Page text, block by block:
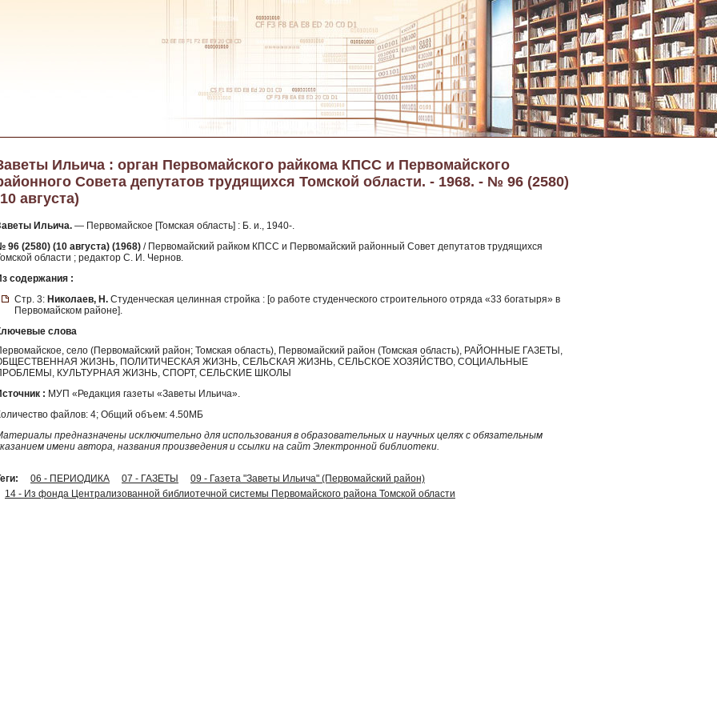
Ильича : орган Первомайского райкома КПСС и Первомайского
Совета депутатов трудящихся Томской области. - 1968. - № 96 (2580)
августа)
Ильича. — Первомайское [Томская область] : Б. и., 1940-.
96 (2580) (10 августа) (1968) / Первомайский райком КПСС и Первомайский районный Совет депутатов трудящихся
области ; редактор С. И. Чернов.
содержания :
Стр. 3: Николаев, Н. Студенческая целинная стройка : [о работе студенческого строительного отряда «33 богатыря» в
Первомайском районе].
слова
село (Первомайский район; Томская область), Первомайский район (Томская область), РАЙОННЫЕ ГАЗЕТЫ,
ЖИЗНЬ, ПОЛИТИЧЕСКАЯ ЖИЗНЬ, СЕЛЬСКАЯ ЖИЗНЬ, СЕЛЬСКОЕ ХОЗЯЙСТВО, СОЦИАЛЬНЫЕ
КУЛЬТУРНАЯ ЖИЗНЬ, СПОРТ, СЕЛЬСКИЕ ШКОЛЫ
: МУП «Редакция газеты «Заветы Ильича».
файлов: 4; Общий объем: 4.50МБ
предназначены исключительно для использования в образовательных и научных целях с обязательным
имени автора, названия произведения и ссылки на сайт Электронной библиотеки.
06 - ПЕРИОДИКА 07 - ГАЗЕТЫ
09 - Газета "Заветы Ильича" (Первомайский район)
14 - Из фонда Централизованной библиотечной системы Первомайского района Томской области